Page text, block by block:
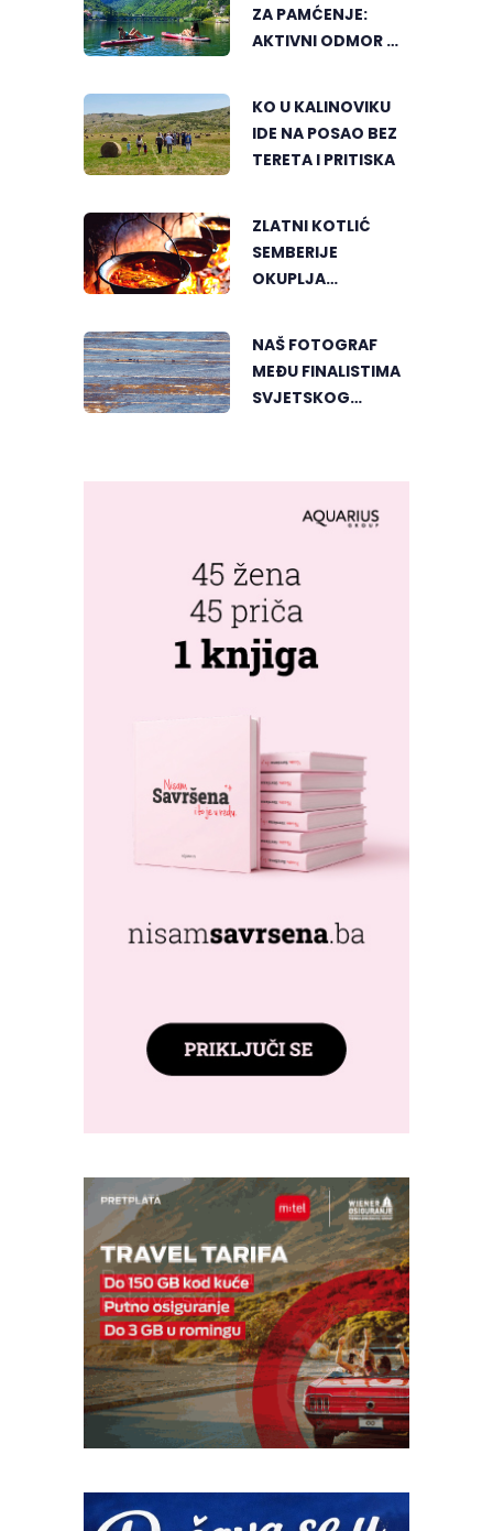
ZA PAMĆENJE:
AKTIVNI ODMOR U
KO U KALINOVIKU
IDE NA POSAO BEZ
TERETA I PRITISKA
ZLATNI KOTLIĆ
SEMBERIJE
OKUPLJA
RIBLJEG PAPRIKAŠA
U DVOROVIMA
NAŠ FOTOGRAF
MEĐU FINALISTIMA
SVJETSKOG
FESTIVALA U